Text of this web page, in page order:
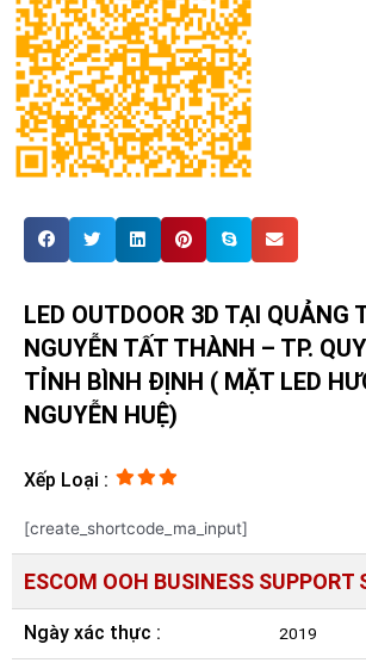
LED OUTDOOR 3D TẠI QUẢNG
NGUYỄN TẤT THÀNH – TP.
TỈNH BÌNH ĐỊNH ( MẶT LED
NGUYỄN HUỆ)
Xếp Loại :
[create_shortcode_ma_input]
ESCOM OOH BUSINESS SUPPORT
Ngày xác thực : 2019